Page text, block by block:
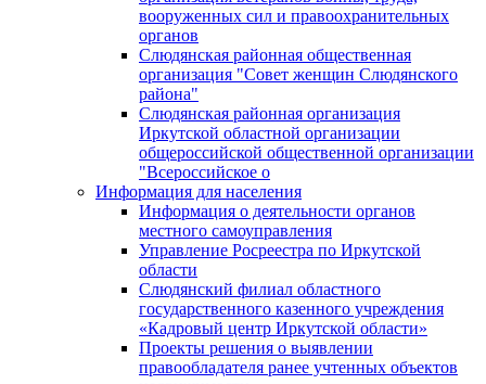
вооруженных сил и правоохранительных
органов
Слюдянская районная общественная
организация "Совет женщин Слюдянского
района"
Слюдянская районная организация
Иркутской областной организации
общероссийской общественной организации
"Всероссийское о
Информация для населения
Информация о деятельности органов
местного самоуправления
Управление Росреестра по Иркутской
области
Слюдянский филиал областного
государственного казенного учреждения
«Кадровый центр Иркутской области»
Проекты решения о выявлении
правообладателя ранее учтенных объектов